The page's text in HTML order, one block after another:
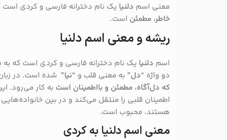
معنی اسم دلنیا یک نام دخترانه فارسی و کردی
خاطر، مطمئن است.
ریشه و معنی اسم دلنیا
اسم دلنیا یک نام دخترانه فارسی و کردی است که به
دو واژه “دل” به معنی قلب و “نیا” شده است. در
که دل‌آگاه، مطمئن و بااطمینان است به کار می‌رود.
اطمینان قلبی را منتقل می‌کند و در بین
هستند، محبوب است.
معنی اسم دلنیا به کردی